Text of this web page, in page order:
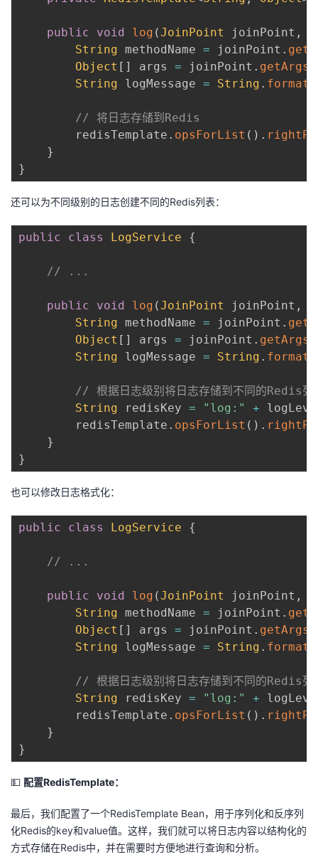
public void log (JoinPoint joinPoint ,
String methodName = joinPoint .
Object [ ] args = joinPoint . getArgs
String logMessage = String . format
// 将日志存储到Redis
        redisTemplate
. opsForList ( ) .
}
}
还可以为不同级别的日志创建不同的Redis列表：
public class LogService {
// ...
public void log (JoinPoint joinPoint ,
String methodName = joinPoint .
Object [ ] args = joinPoint . getArgs
String logMessage = String . format
// 根据日志级别将日志存储到不同的Redis列
String redisKey = "log:" +
        redisTemplate
. opsForList ( ) .
}
}
也可以修改日志格式化：
public class LogService {
// ...
public void log (JoinPoint joinPoint ,
String methodName = joinPoint .
Object [ ] args = joinPoint . getArgs
String logMessage = String . format
// 根据日志级别将日志存储到不同的Redis列
String redisKey = "log:" +
        redisTemplate
. opsForList ( ) .
}
}
💵 配置RedisTemplate：
最后，我们配置了一个RedisTemplate Bean，用于序列化和反序列
化Redis的key和value值。这样，我们就可以将日志内容以结构化的
方式存储在Redis中，并在需要时方便地进行查询和分析。